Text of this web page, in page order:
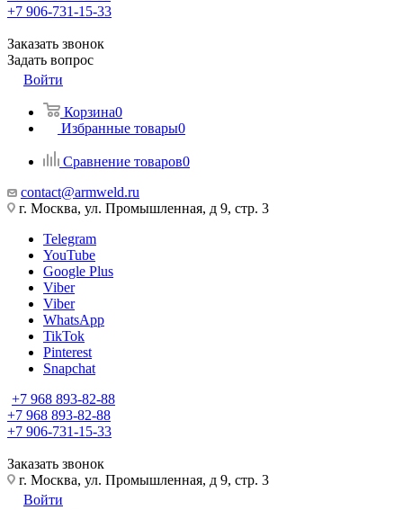
+7 906-731-15-33
Заказать звонок
Задать вопрос
Войти
Корзина0
Избранные товары0
Сравнение товаров0
contact@armweld.ru
г. Москва, ул. Промышленная, д 9, стр. 3
Telegram
YouTube
Google Plus
Viber
Viber
WhatsApp
TikTok
Pinterest
Snapchat
+7 968 893-82-88
+7 968 893-82-88
+7 906-731-15-33
Заказать звонок
г. Москва, ул. Промышленная, д 9, стр. 3
Войти